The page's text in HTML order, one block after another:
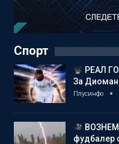
Спорт
РЕАЛ
За
Плусинфо
фудбалер